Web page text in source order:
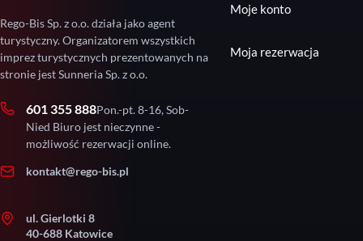
Rego-Bis Sp. z o.o. działa jako agent
turystyczny. Organizatorem wszystkich
imprez turystycznych prezentowanych na
stronie jest Sunneria Sp. z o.o.
601 355 888Pon.-pt. 8-16, Sob-
Nied Biuro jest nieczynne -
możliwość rezerwacji online.
kontakt@rego-bis.pl
ul. Gierlotki 8
40-688 Katowice
Moje konto
Moja rezerwacja